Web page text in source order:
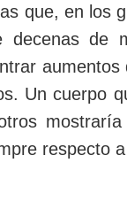
que, en los
de
Un cuerpo
respecto